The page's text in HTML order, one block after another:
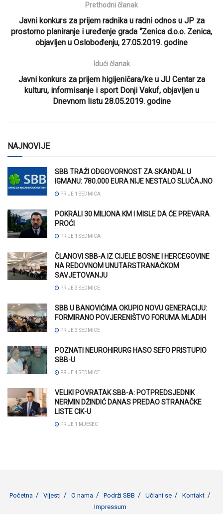
Prethodni članak
Javni konkurs za prijem radnika u radni odnos u JP za
prostorno planiranje i uređenje grada “Zenica d.o.o. Zenica,
objavljen u Oslobođenju, 27.05.2019. godine
Idući članak
Javni konkurs za prijem higijeničara/ke u JU Centar za
kulturu, informisanje i sport Donji Vakuf, objavljen u
Dnevnom listu 28.05.2019. godine
NAJNOVIJE
SBB TRAŽI ODGOVORNOST ZA SKANDAL U
IGMANU: 780.000 EURA NIJE NESTALO SLUČAJNO
PRIJE 1 SEDMICA
POKRALI 30 MILIONA KM I MISLE DA ĆE PREVARA
PROĆI
PRIJE 1 SEDMICA
ČLANOVI SBB-A IZ CIJELE BOSNE I HERCEGOVINE
NA REDOVNOM UNUTARSTRANAČKOM
SAVJETOVANJU
PRIJE 3 SEDMICE
SBB U BANOVIĆIMA OKUPIO NOVU GENERACIJU:
FORMIRANO POVJERENIŠTVO FORUMA MLADIH
PRIJE 3 SEDMICE
POZNATI NEUROHIRURG HASO SEFO PRISTUPIO
SBB-U
PRIJE 4 SEDMICE
VELIKI POVRATAK SBB-A: POTPREDSJEDNIK
NERMIN DŽINDIĆ DANAS PREDAO STRANAČKE
LISTE CIK-U
PRIJE 1 MJESEC
Početna Vijesti O nama Podrži SBB Učlani se
Kontakt
Impressum